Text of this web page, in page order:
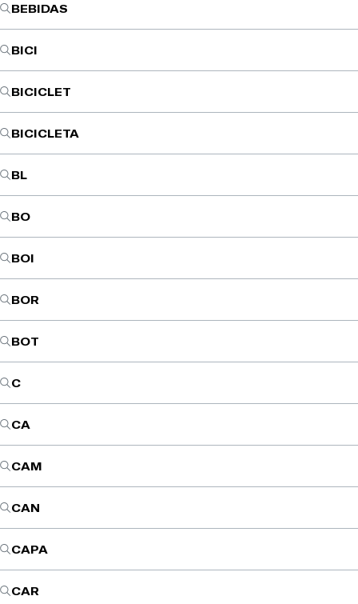
BEBIDAS
BICI
BICICLET
BICICLETA
BL
BO
BOI
BOR
BOT
C
CA
CAM
CAN
CAPA
CAR